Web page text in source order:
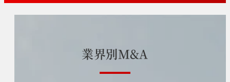
業界別M&A